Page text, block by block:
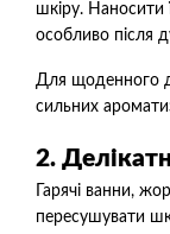
шкіру.
особливо після
Для щоденного
сильних
2.
Гарячі ванни,
пересушувати